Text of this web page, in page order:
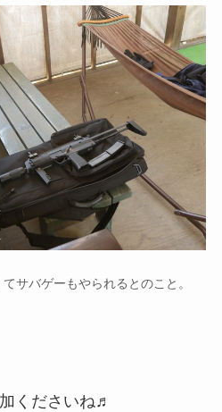
サバゲーもやられるとのこと。
くださいね♬